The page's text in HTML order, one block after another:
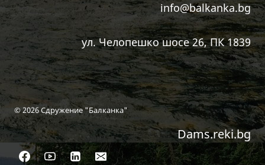
info@balkanka.bg
ул. Челопешко шосе 26, ПК 1839
© 2026 Сдружение "Балканка"
Dams.reki.bg